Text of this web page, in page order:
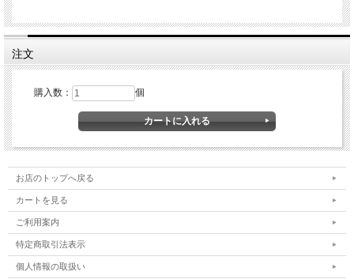
チ、フレンチトーストにもご利用い
ただけます。
１斤から販売しております。
スライスも４枚、６枚、８枚で出来
ます。備考欄にご記入ください。
原材料：小麦粉（国内製造）、砂糖、マーガリ
ン、乳又は乳製品を主要原料とする食品（乳酸菌
発酵液（乳製品）、異性化液糖、植物油脂加工
品、食塩、クリーム加工品、醸造酢）、イース
ト、脱脂粉乳、塩／乳化剤、香料、酸化防止剤
注文
購入数： 個
お店のトップへ戻る
カートを見る
ご利用案内
特定商取引法表示
個人情報の取扱い